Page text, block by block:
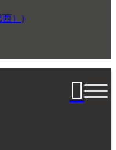
） )